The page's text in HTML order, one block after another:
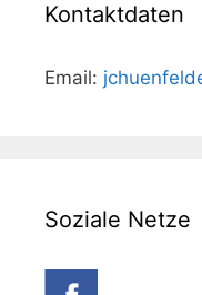
Kontaktdaten
Email:
Soziale Netze